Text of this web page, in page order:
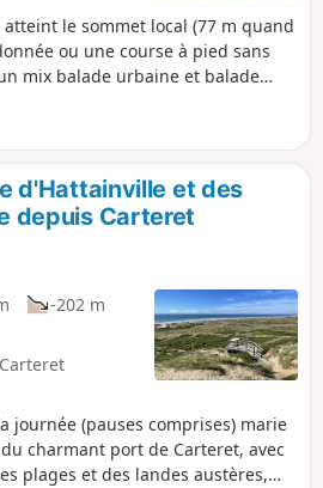
le sommet local (77 m quand
ou une course à pied sans
mix balade urbaine et balade
le bocage et les hameaux
avec des passages sur route (peu
dans les champs, à travers les
Application Visorando fortement
être raccourci à plusieurs
d'Hattainville et des
depuis Carteret
-202 m
journée (pauses comprises) marie
charmant port de Carteret, avec
plages et des landes austères,